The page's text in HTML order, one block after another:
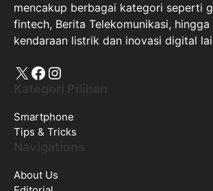
mencakup berbagai kategori seperti
fintech, Berita Telekomunikasi,
kendaraan listrik dan inovasi digital
X Facebook
Instagram
Smartphone
Tips & Tricks
About Us